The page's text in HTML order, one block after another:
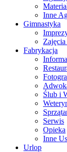
Inne
Gimnastyka
Fabrykacja
Ślub i
Serwis
Opieka
Inne
Urlop